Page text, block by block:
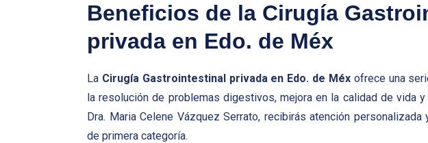
Beneficios de la Cirugía
privada en Edo. de Méx
La Cirugía Gastrointestinal privada en Edo. de Méxofrece una
la resolución de problemas digestivos, mejora en la calidad de vida y
Dra. Maria Celene Vázquez Serrato, recibirás atención
de primera categoría.